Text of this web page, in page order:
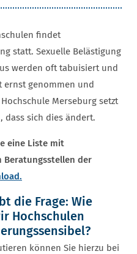
findet
statt. Sexuelle Belästigung
werden oft tabuisiert und
ernst genommen und
Merseburg setzt
dass sich dies ändert.
eine Liste mit
Beratungsstellen der
die Frage: Wie
Hochschulen
können Sie hierzu bei